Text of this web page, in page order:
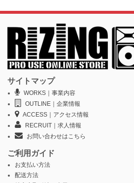
サイトマップ
WORKS｜事業内容
OUTLINE｜企業情報
ACCESS｜アクセス情報
RECRUIT｜求人情報
お問い合わせはこちら
ご利用ガイド
お支払い方法
配送方法